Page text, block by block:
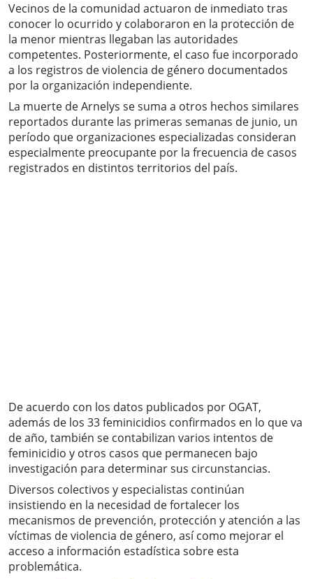
Vecinos de la comunidad actuaron de inmediato tras
conocer lo ocurrido y colaboraron en la protección de
la menor mientras llegaban las autoridades
competentes. Posteriormente, el caso fue incorporado
a los registros de violencia de género documentados
por la organización independiente.
La muerte de Arnelys se suma a otros hechos similares
reportados durante las primeras semanas de junio, un
período que organizaciones especializadas consideran
especialmente preocupante por la frecuencia de casos
registrados en distintos territorios del país.
De acuerdo con los datos publicados por OGAT,
además de los 33 feminicidios confirmados en lo que va
de año, también se contabilizan varios intentos de
feminicidio y otros casos que permanecen bajo
investigación para determinar sus circunstancias.
Diversos colectivos y especialistas continúan
insistiendo en la necesidad de fortalecer los
mecanismos de prevención, protección y atención a las
víctimas de violencia de género, así como mejorar el
acceso a información estadística sobre esta
problemática.